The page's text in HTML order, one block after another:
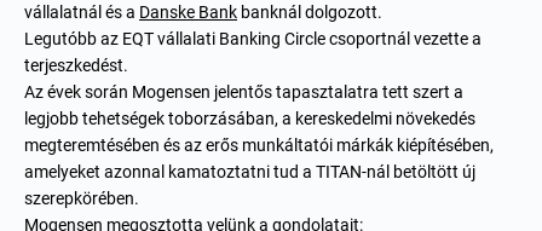
vállalatnál és a Danske Bank banknál dolgozott.
Legutóbb az EQT vállalati Banking Circle csoportnálvezette a
terjeszkedést.
Az évek során Mogensen jelentős tapasztalatra tett szert a
legjobb tehetségek toborzásában, a kereskedelmi növekedés
megteremtésében és az erős munkáltatói márkák kiépítésében,
amelyeket azonnal kamatoztatni tud a TITAN-nál betöltött új
szerepkörében.
Mogensen megosztotta velünk a gondolatait: